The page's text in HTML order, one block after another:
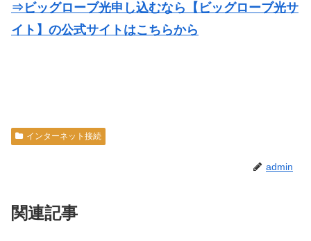
⇒ビッグローブ光申し込むなら【ビッグローブ光サ
イト】の公式サイトはこちらから
インターネット接続
admin
関連記事